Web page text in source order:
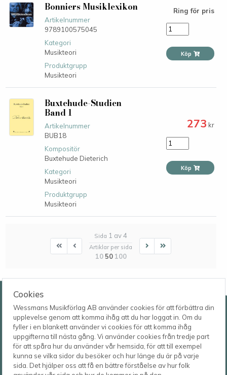
Cookies
Wessmans Musikförlag AB använder cookies för att förbättra din
upplevelse genom att komma ihåg att du har loggat in. Om du
fyller i en blankett använder vi cookies för att komma ihåg
uppgifterna till nästa gång. Vi använder cookies från tredje part
för att spåra hur du använder vår hemsida, för att till exempel
kunna se vilka sidor du besöker och hur länge du är på varje
sida. Det hjälper oss att få en bättre förståelse av hur folk
Bonniers Musiklexikon
Artikelnummer
9789100575045
Kategori
Musikteori
Produktgrupp
Musikteori
Ring för pris
Köp
Buxtehude-Studien
Band 1
Artikelnummer
BUB18
Kompositör
Buxtehude Dieterich
Kategori
Musikteori
Produktgrupp
Musikteori
273 kr
Köp
FirstFirst
Sida 1 av 4
Artiklar per sida
10 50 100
NextLast
Wessmans Musikförlag AB
Leverans- och besöksadress
Bingebygatan 11 B
621 41 VISBY
Postadress
Box 1253
621 23 VISBY
Telefon
0498-22 61 32
E-post
order@wessmans.com